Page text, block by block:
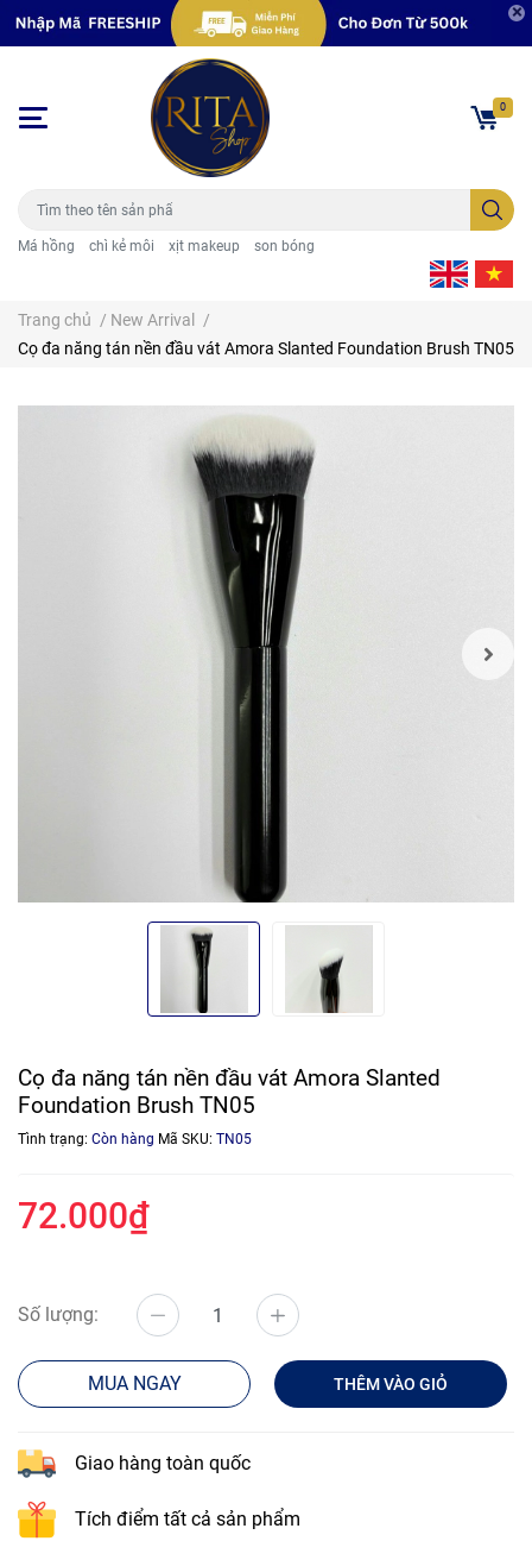
Má hồng chì kẻ môi xịt makeup son bóng
0
Trang chủ / New Arrival
/
Cọ đa năng tán nền đầu vát Amora Slanted Foundation Brush TN05
Cọ đa năng tán nền đầu vát Amora Slanted
Foundation Brush TN05
Tình trạng: Còn hàng Mã SKU: TN05
72.000₫
Số lượng:
MUA NGAY THÊM VÀO GIỎ
Giao hàng toàn quốc
Tích điểm tất cả sản phẩm